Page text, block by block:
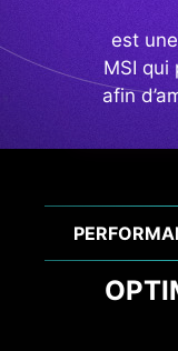
est
MSI qui
afin